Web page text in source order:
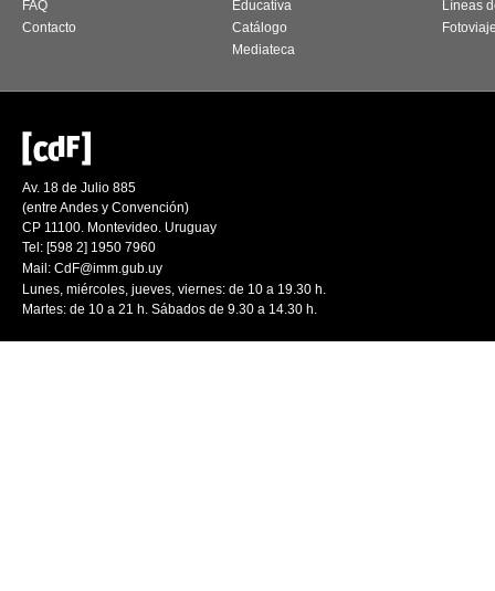
FAQ
Contacto
Educativa
Catálogo
Mediateca
Líneas
Av. 18 de Julio 885
(entre Andes y Convención)
CP 11100. Montevideo. Uruguay
Tel: [598 2] 1950 7960
Mail: CdF@imm.gub.uy
Lunes, miércoles, jueves, viernes: de 10 a 19.30 h.
Martes: de 10 a 21 h. Sábados de 9.30 a 14.30 h.